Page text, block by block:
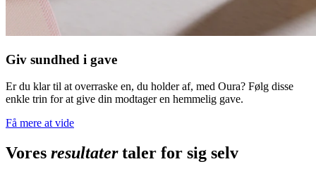
Giv sundhed i gave
Er du klar til at overraske en, du holder af, med Oura? Følg disse
enkle trin for at give din modtager en hemmelig gave.
Få mere at vide
Vores resultatertaler for sig selv